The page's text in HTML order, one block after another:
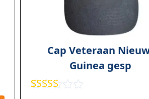
Cap Veteraan
Guinea gesp